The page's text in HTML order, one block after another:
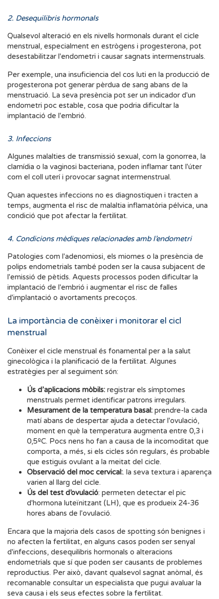
2. Desequilibris hormonals
Qualsevol alteració en els nivells hormonals durant el cicle
menstrual, especialment en estrògens i progesterona, pot
desestabilitzar l'endometri i causar sagnats intermenstruals.
Per exemple, una insuficiencia del cos luti en la producció de
progesterona pot generar pèrdua de sang abans de la
menstruació. La seva presència pot ser un indicador d'un
endometri poc estable, cosa que podria dificultar la
implantació de l'embrió.
3. Infeccions
Algunes malalties de transmissió sexual, com la gonorrea, la
clamídia o la vaginosi bacteriana, poden inflamar tant l'úter
com el coll uterí i provocar sagnat intermenstrual.
Quan aquestes infeccions no es diagnostiquen i tracten a
temps, augmenta el risc de malaltia inflamatòria pélvica, una
condició que pot afectar la fertilitat.
4. Condicions mèdiques relacionades amb l’endometri
Patologies com l'adenomiosi, els miomes o la presència de
polips endometrials també poden ser la causa subjacent de
l'emissió de pètids. Aquests processos poden dificultar la
implantació de l'embrió i augmentar el risc de falles
d'implantació o avortaments precoços.
La importància de conèixer i monitorar el cicl
menstrual
Conèixer el cicle menstrual és fonamental per a la salut
ginecològica i la planificació de la fertilitat. Algunes
estratègies per al seguiment són:
Ús d’aplicacions mòbils: registrar els símptomes
menstruals permet identificar patrons irregulars.
Mesurament de la temperatura basal: prendre-la cada
matí abans de despertar ajuda a detectar l'ovulació,
moment en què la temperatura augmenta entre 0,3 i
0,5ºC. Pocs nens ho fan a causa de la incomoditat que
comporta, a més, si els cicles són regulars, és probable
que estiguis ovulant a la meitat del cicle.
Observació del moc cervical:. la seva textura i aparença
varien al llarg del cicle.
Ús del test d’ovulació: permeten detectar el pic
d'hormona luteïnitzant (LH), que es produeix 24-36
hores abans de l'ovulació.
Encara que la majoria dels casos de spotting són benignes i
no afecten la fertilitat, en alguns casos poden ser senyal
d'infeccions, desequilibris hormonals o alteracions
endometrials que sí que poden ser causants de problemes
reproductius. Per això, davant qualsevol sagnat anòmal, és
recomanable consultar un especialista que pugui avaluar la
seva causa i els seus efectes sobre la fertilitat.